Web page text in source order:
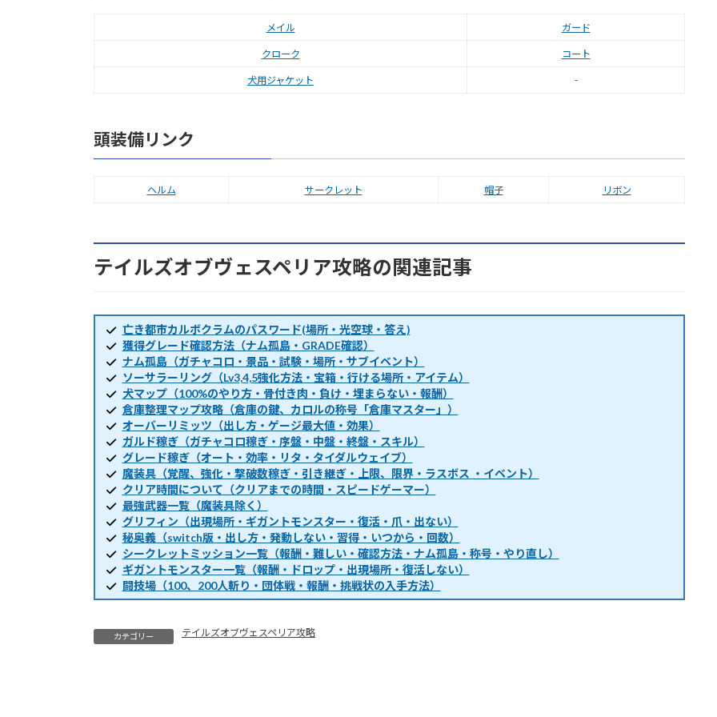
メイル ガード
クローク コート
犬用ジャケット -
頭装備リンク
ヘルム サークレット 帽子 リボン
テイルズオブヴェスペリア攻略の関連記事
亡き都市カルボクラムのパスワード(場所・光空球・答え)
獲得グレード確認方法（ナム孤島・GRADE確認）
ナム孤島（ガチャコロ・景品・試験・場所・サブイベント）
ソーサラーリング（Lv3,4,5強化方法・宝箱・行ける場所・アイテム）
犬マップ（100%のやり方・骨付き肉・負け・埋まらない・報酬）
倉庫整理マップ攻略（倉庫の鍵、カロルの称号「倉庫マスター」）
オーバーリミッツ（出し方・ゲージ最大値・効果）
ガルド稼ぎ（ガチャコロ稼ぎ・序盤・中盤・終盤・スキル）
グレード稼ぎ（オート・効率・リタ・タイダルウェイブ）
魔装具（覚醒、強化・撃破数稼ぎ・引き継ぎ・上限、限界・ラスボス ・イベント）
クリア時間について（クリアまでの時間・スピードゲーマー）
最強武器一覧（魔装具除く）
グリフィン（出現場所・ギガントモンスター・復活・爪・出ない）
秘奥義（switch版・出し方・発動しない・習得・いつから・回数）
シークレットミッション一覧（報酬・難しい・確認方法・ナム孤島・称号・やり直し）
ギガントモンスター一覧（報酬・ドロップ・出現場所・復活しない）
闘技場（100、200人斬り・団体戦・報酬・挑戦状の入手方法）
カテゴリー テイルズオブヴェスペリア攻略